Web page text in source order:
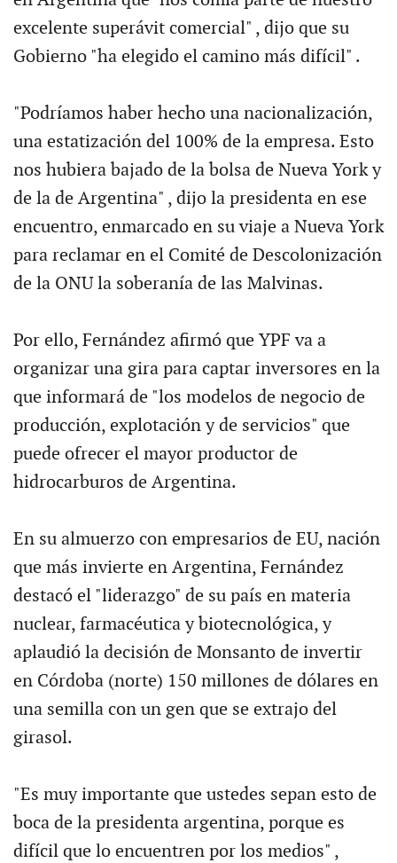
excelente superávit comercial" , dijo que su
Gobierno "ha elegido el camino más difícil" .
"Podríamos haber hecho una nacionalización,
una estatización del 100% de la empresa. Esto
nos hubiera bajado de la bolsa de Nueva York y
de la de Argentina" , dijo la presidenta en ese
encuentro, enmarcado en su viaje a Nueva York
para reclamar en el Comité de Descolonización
de la ONU la soberanía de las Malvinas.
Por ello, Fernández afirmó que YPF va a
organizar una gira para captar inversores en la
que informará de "los modelos de negocio de
producción, explotación y de servicios" que
puede ofrecer el mayor productor de
hidrocarburos de Argentina.
En su almuerzo con empresarios de EU, nación
que más invierte en Argentina, Fernández
destacó el "liderazgo" de su país en materia
nuclear, farmacéutica y biotecnológica, y
aplaudió la decisión de Monsanto de invertir
en Córdoba (norte) 150 millones de dólares en
una semilla con un gen que se extrajo del
girasol.
"Es muy importante que ustedes sepan esto de
boca de la presidenta argentina, porque es
difícil que lo encuentren por los medios" ,